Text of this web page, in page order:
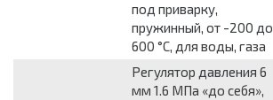
под приварку,
пружинный, от -200 до
600 °С, для воды, газа
Регулятор давления 6
мм 1.6 МПа «до себя»,